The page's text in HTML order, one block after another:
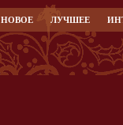
НОВОЕ ЛУЧШЕЕ